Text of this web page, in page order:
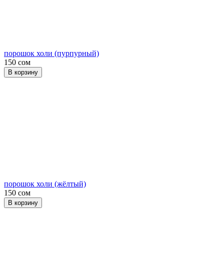
порошок холи (пурпурный)
150 сом
В корзину
порошок холи (жёлтый)
150 сом
В корзину